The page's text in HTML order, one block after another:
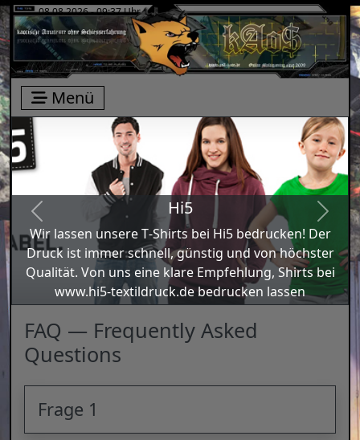
08.08.2026 - 09:37 Uhr
Menü
Hi5
Wir las­sen unse­re T‑Shirts bei Hi5 bedru­cken! Der
Druck ist immer schnell, güns­tig und von höchs­ter
Qua­li­tät. Von uns eine kla­re Emp­feh­lung, Shirts bei
www.hi5-textildruck.de bedru­cken las­sen
Previous Next
FAQ — Frequently Asked
Questions
Frage 1